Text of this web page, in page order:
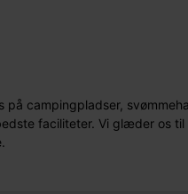
campingpladser,
faciliteter. Vi glæder os